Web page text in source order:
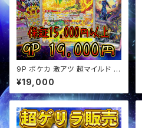
9P ポケカ 激アツ 超マイルド オ
リパ
¥19,000